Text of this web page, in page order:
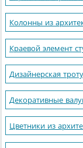
Колонны из
Краевой элемент
Дизайнерская
Декоративные
Цветники из